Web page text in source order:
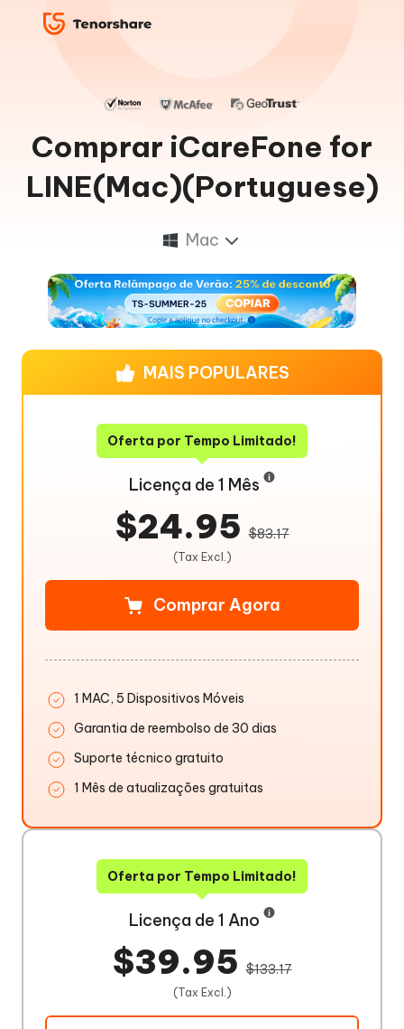
Comprar iCareFone for
LINE(Mac)(Portuguese)
Mac
Oferta por Tempo Limitado!
Licença de 1 Ano
$39.95$133.17
(Tax Excl.)
MAIS POPULARES
Oferta por Tempo Limitado!
Licença de 1 Mês
$24.95$83.17
(Tax Excl.)
Comprar Agora
1 MAC, 5 Dispositivos Móveis
Garantia de reembolso de 30 dias
Suporte técnico gratuito
1 Mês de atualizações gratuitas